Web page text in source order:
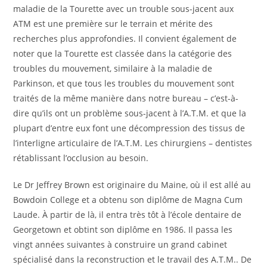
maladie de la Tourette avec un trouble sous-jacent aux
ATM est une première sur le terrain et mérite des
recherches plus approfondies. Il convient également de
noter que la Tourette est classée dans la catégorie des
troubles du mouvement, similaire à la maladie de
Parkinson, et que tous les troubles du mouvement sont
traités de la même manière dans notre bureau – c’est-à-
dire qu’ils ont un problème sous-jacent à l’A.T.M. et que la
plupart d’entre eux font une décompression des tissus de
l’interligne articulaire de l’A.T.M. Les chirurgiens – dentistes
rétablissant l’occlusion au besoin.
Le Dr Jeffrey Brown est originaire du Maine, où il est allé au
Bowdoin College et a obtenu son diplôme de Magna Cum
Laude. À partir de là, il entra très tôt à l’école dentaire de
Georgetown et obtint son diplôme en 1986. Il passa les
vingt années suivantes à construire un grand cabinet
spécialisé dans la reconstruction et le travail des A.T.M.. De